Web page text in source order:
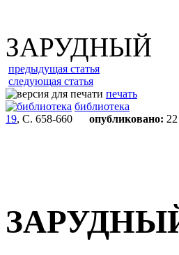
ЗАРУДНЫЙ
предыдущая статья
следующая статья
печать
библиотека
19, С. 658-660 опубликовано: